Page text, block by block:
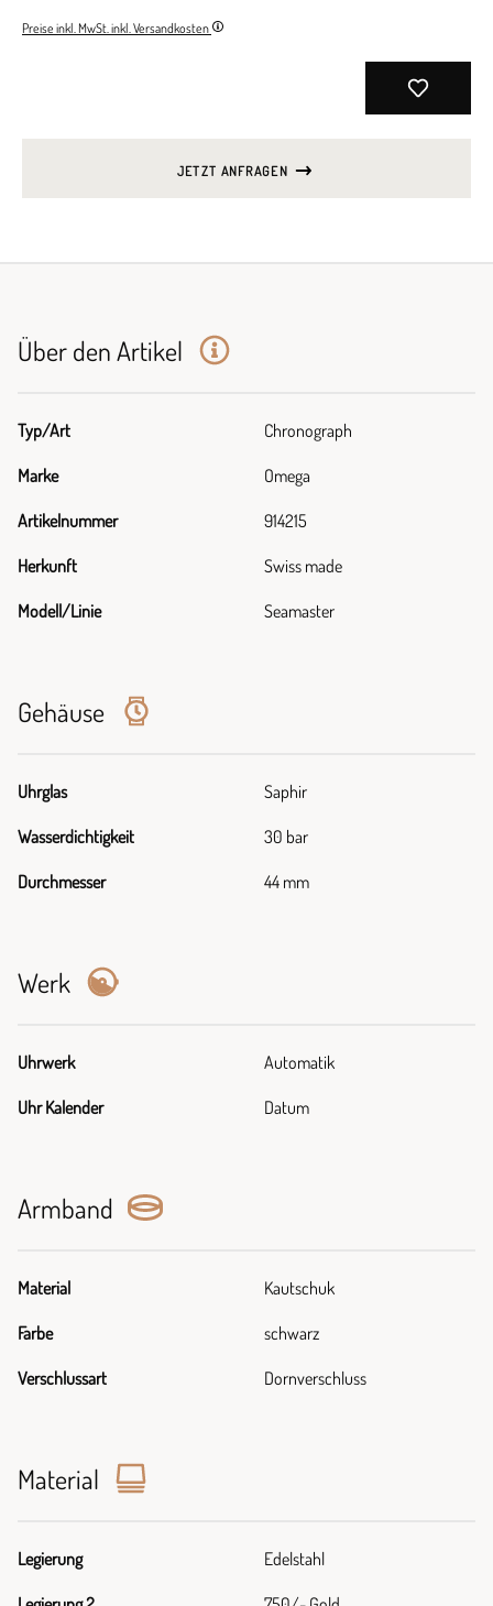
Preise inkl. MwSt. inkl. Versandkosten
JETZT ANFRAGEN
Über den Artikel
Typ/Art Chronograph
Marke Omega
Artikelnummer 914215
Herkunft Swiss made
Modell/Linie Seamaster
Gehäuse
Uhrglas Saphir
Wasserdichtigkeit 30 bar
Durchmesser 44 mm
Werk
Uhrwerk Automatik
Uhr Kalender Datum
Armband
Material Kautschuk
Farbe schwarz
Verschlussart Dornverschluss
Material
Legierung Edelstahl